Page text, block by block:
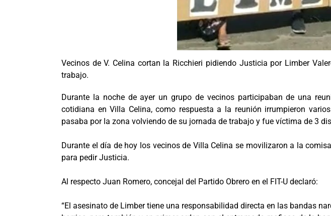
Vecinos de V. Celina cortan la Ricchieri pidiendo Justicia por Limber
trabajo.
Durante la noche de ayer un grupo de vecinos participaban de una
cotidiana en Villa Celina, como respuesta a la reunión irrumpieron
pasaba por la zona volviendo de su jornada de trabajo y fue víctima de 3
Durante el día de hoy los vecinos de Villa Celina se movilizaron a la
para pedir Justicia.
Al respecto Juan Romero, concejal del Partido Obrero en el FIT-U declaró:
“El asesinato de Limber tiene una responsabilidad directa en las bandas